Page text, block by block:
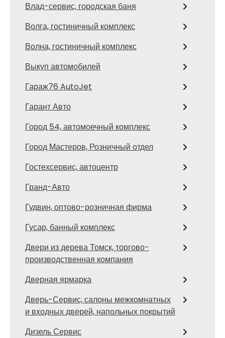
Влад-сервис, городская баня
Волга, гостиничный комплекс
Волна, гостиничный комплекс
Выкуп автомобилей
Гараж76 AutoJet
Гарант Авто
Город 54, автомоечный комплекс
Город Мастеров, Розничный отдел
Гостехсервис, автоцентр
Гранд-Авто
Гудвин, оптово-розничная фирма
Гусар, банный комплекс
Двери из дерева Томск, торгово-
производственная компания
Дверная ярмарка
Дверь-Сервис, салоны межкомнатных
и входных дверей, напольных покрытий
Дизель Сервис